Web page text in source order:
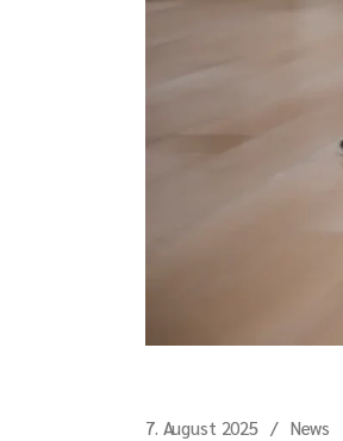
7. August 2025 News